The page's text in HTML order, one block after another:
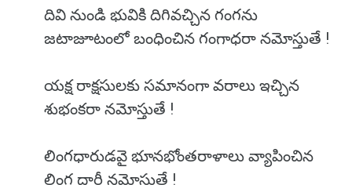
దివి నుండి భువికి దిగివచ్చిన గంగను
జటాజూటంలో బంధించిన గంగాధరా నమోస్తుతే !
యక్ష రాక్షసులకు సమానంగా వరాలు ఇచ్చిన
శుభంకరా నమోస్తుతే !
లింగధారుడవై భూనభోంతరాళాలు వ్యాపించిన
లింగ దారీ నమోస్తుతే !